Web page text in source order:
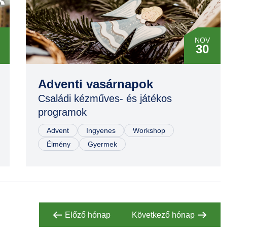
MÁR
29
MÁR
29
NOV
30
Adventi vasárnapok
Családi kézműves- és játékos
programok
Advent Ingyenes
Workshop
Élmény
Gyermek
Előző hónap Következő hónap